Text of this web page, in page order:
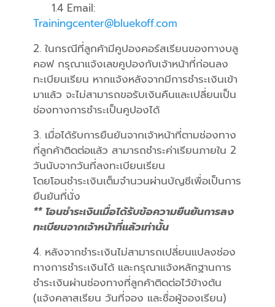
1.4 Email:
Trainingcenter@bluekoff.com
2. ในกรณีที่ลูกค้ามีคูปองคอร์สเรียนของทางบลู
คอฟ กรุณาแจ้งเลขคูปองกับเจ้าหน้าที่ก่อนลง
ทะเบียนเรียน หากแจ้งหลังจากมีการชำระเงินเข้า
มาแล้ว จะไม่สามารถขอรับเงินคืนและเปลี่ยนเป็น
ช่องทางการชำระเป็นคูปองได้
3. เมื่อได้รับการยืนยันจากเจ้าหน้าที่ตามช่องทาง
ที่ลูกค้าติดต่อแล้ว สามารถชำระค่าเรียนภายใน 2
วันนับจากวันที่ลงทะเบียนเรียน
โดยโอนชำระเงินเต็มจำนวนผ่านบัญชีเพื่อเป็นการ
ยืนยันที่นั่ง
** โอนชำระเงินเมื่อได้รับข้อความยืนยันการลง
ทะเบียนจากเจ้าหน้าที่แล้วเท่านั้น
4. หลังจากชำระเงินไม่สามารถเปลี่ยนแปลงช่อง
ทางการชำระเงินได้ และกรุณาแจ้งหลักฐานการ
ชำระเงินผ่านช่องทางที่ลูกค้าติดต่อไว้ข้างต้น
(แจ้งคลาสเรียน วันที่จอง และชื่อผู้จองเรียน)